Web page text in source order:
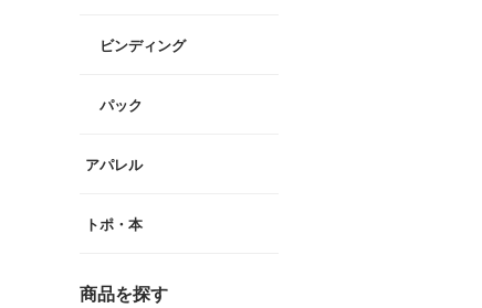
ビンディング
パック
アパレル
トポ・本
商品を探す